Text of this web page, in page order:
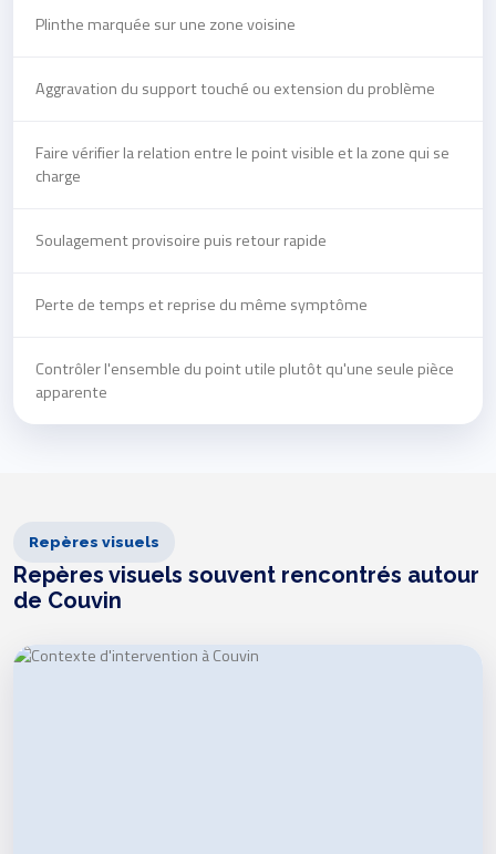
Plinthe marquée sur une zone voisine
Aggravation du support touché ou extension du problème
Faire vérifier la relation entre le point visible et la zone qui se
charge
Soulagement provisoire puis retour rapide
Perte de temps et reprise du même symptôme
Contrôler l'ensemble du point utile plutôt qu'une seule pièce
apparente
Repères visuels
Repères visuels souvent rencontrés autour
de Couvin